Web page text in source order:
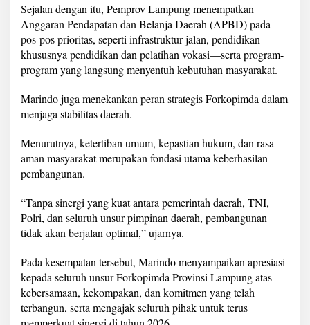
N
e
g
a
r
a
i
T
n
g
a
a
s
y
a
a
k
a
t
Sejalan dengan itu, Pemprov Lampung menempatkan
Anggaran Pendapatan dan Belanja Daerah (APBD) pada
pos-pos prioritas, seperti infrastruktur jalan, pendidikan—
khususnya pendidikan dan pelatihan vokasi—serta program-
program yang langsung menyentuh kebutuhan masyarakat.
Marindo juga menekankan peran strategis Forkopimda dalam
menjaga stabilitas daerah.
Menurutnya, ketertiban umum, kepastian hukum, dan rasa
aman masyarakat merupakan fondasi utama keberhasilan
pembangunan.
“Tanpa sinergi yang kuat antara pemerintah daerah, TNI,
Polri, dan seluruh unsur pimpinan daerah, pembangunan
tidak akan berjalan optimal,” ujarnya.
Pada kesempatan tersebut, Marindo menyampaikan apresiasi
kepada seluruh unsur Forkopimda Provinsi Lampung atas
kebersamaan, kekompakan, dan komitmen yang telah
terbangun, serta mengajak seluruh pihak untuk terus